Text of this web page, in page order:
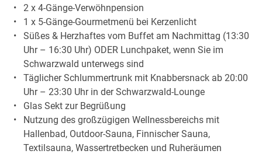
2 x 4-Gänge-Verwöhnpension
1 x 5-Gänge-Gourmetmenü bei Kerzenlicht
Süßes & Herzhaftes vom Buffet am Nachmittag (13:30
Uhr – 16:30 Uhr) ODER Lunchpaket, wenn Sie im
Schwarzwald unterwegs sind
Täglicher Schlummertrunk mit Knabbersnack ab 20:00
Uhr – 23:30 Uhr in der Schwarzwald-Lounge
Glas Sekt zur Begrüßung
Nutzung des großzügigen Wellnessbereichs mit
Hallenbad, Outdoor-Sauna, Finnischer Sauna,
Textilsauna, Wassertretbecken und Ruheräumen